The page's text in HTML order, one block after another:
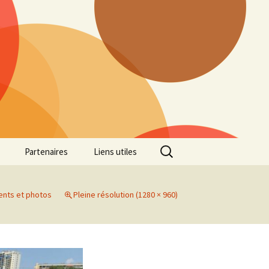
2021
Galerie photos Cross
2019
Partenaires Liens utiles Rechercher :
et photos Pleine résolution (1280 × 960)